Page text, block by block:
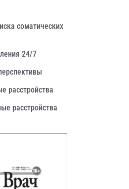
соматических
24/7
расстройства
расстройства